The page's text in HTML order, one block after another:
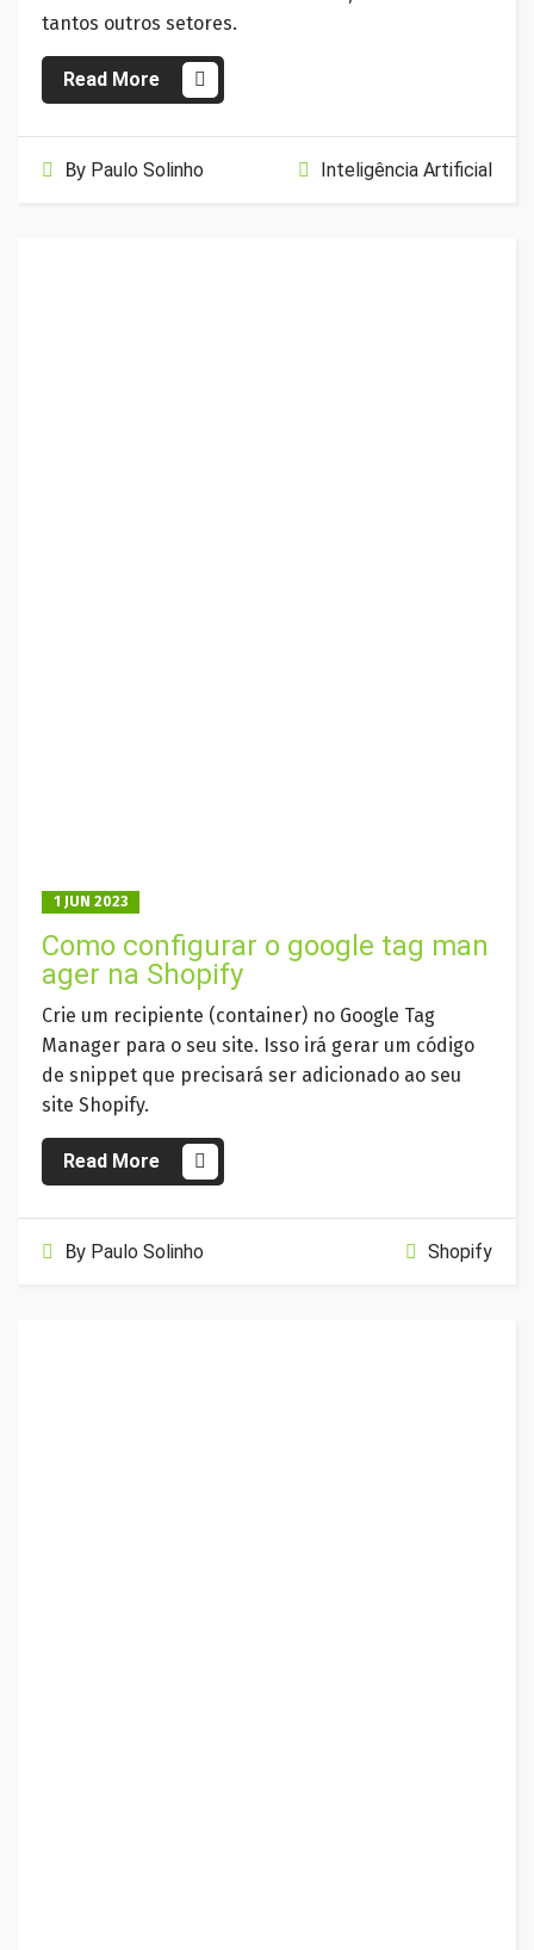
tantos outros setores.
Read More
By Paulo Solinho Inteligência Artificial
1 JUN 2023
Como configurar o google tag man
ager na Shopify
Crie um recipiente (container) no Google Tag
Manager para o seu site. Isso irá gerar um código
de snippet que precisará ser adicionado ao seu
site Shopify.
Read More
By Paulo Solinho Shopify